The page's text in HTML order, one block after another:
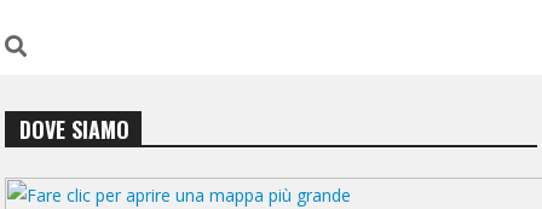
DOVE SIAMO